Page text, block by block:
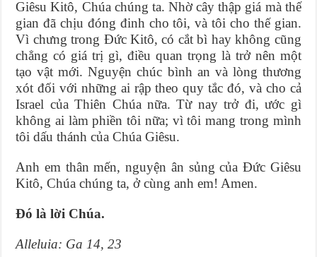
Giêsu Kitô, Chúa chúng ta. Nhờ cây thập giá mà thế
gian đã chịu đóng đinh cho tôi, và tôi cho thế gian.
Vì chưng trong Ðức Kitô, có cắt bì hay không cũng
chẳng có giá trị gì, điều quan trọng là trở nên một
tạo vật mới. Nguyện chúc bình an và lòng thương
xót đối với những ai rập theo quy tắc đó, và cho cả
Israel của Thiên Chúa nữa. Từ nay trở đi, ước gì
không ai làm phiền tôi nữa; vì tôi mang trong mình
tôi dấu thánh của Chúa Giêsu.
Anh em thân mến, nguyện ân sủng của Ðức Giêsu
Kitô, Chúa chúng ta, ở cùng anh em! Amen.
Ðó là lời Chúa.
Alleluia: Ga 14, 23